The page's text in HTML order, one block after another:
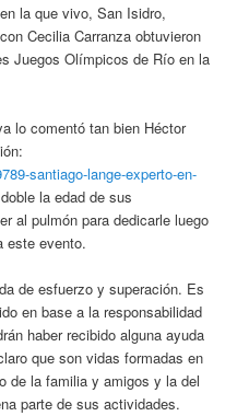
la que vivo, San Isidro,
Cecilia Carranza obtuvieron
Juegos Olímpicos de Río en la
lo comentó tan bien Héctor
santiago-lange-experto-en-
la edad de sus
al pulmón para dedicarle luego
este evento.
de esfuerzo y superación. Es
en base a la responsabilidad
haber recibido alguna ayuda
que son vidas formadas en
de la familia y amigos y la del
parte de sus actividades.